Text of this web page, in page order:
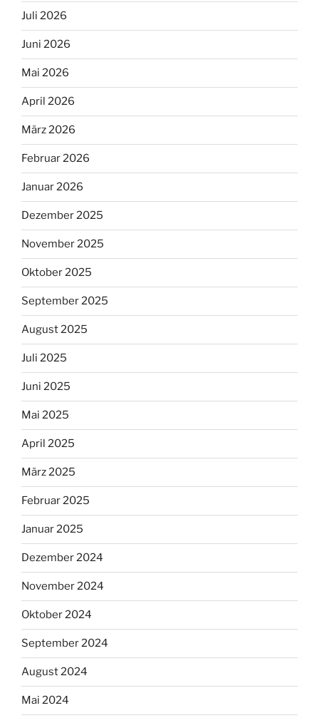
Juli 2026
Juni 2026
Mai 2026
April 2026
März 2026
Februar 2026
Januar 2026
Dezember 2025
November 2025
Oktober 2025
September 2025
August 2025
Juli 2025
Juni 2025
Mai 2025
April 2025
März 2025
Februar 2025
Januar 2025
Dezember 2024
November 2024
Oktober 2024
September 2024
August 2024
Mai 2024